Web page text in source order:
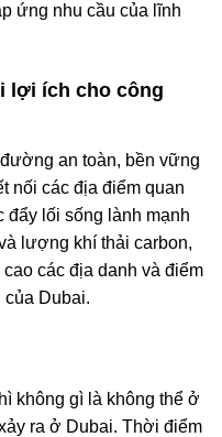
ứng nhu cầu của lĩnh
lợi ích cho công
an toàn, bền vững
nối các địa điểm quan
đẩy lối sống lành mạnh
lượng khí thải carbon,
các địa danh và điểm
Dubai.
không gì là không thể ở
ra ở Dubai. Thời điểm